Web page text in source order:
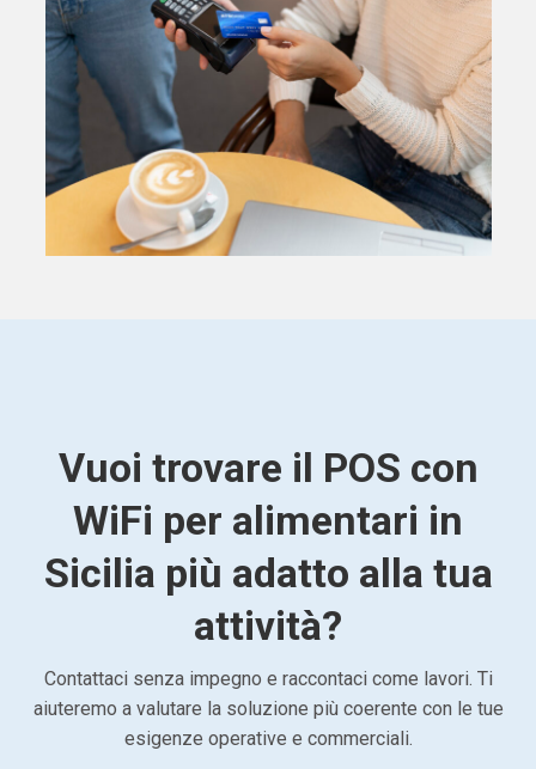
Vuoi trovare il POS con
WiFi per alimentari in
Sicilia più adatto alla tua
attività?
Contattaci senza impegno e raccontaci come lavori. Ti
aiuteremo a valutare la soluzione più coerente con le tue
esigenze operative e commerciali.